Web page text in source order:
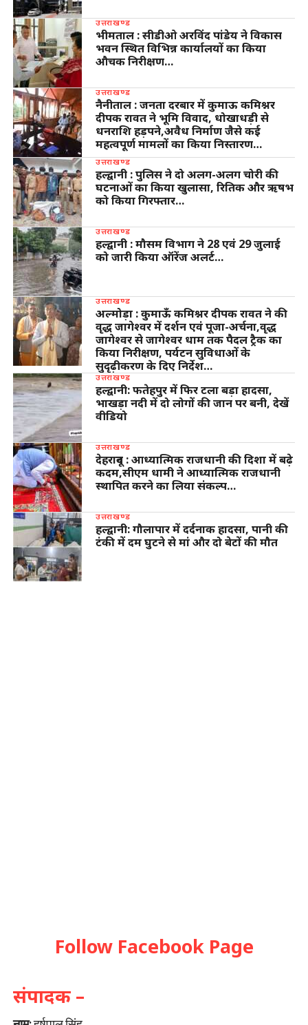
उत्तराखण्ड
भीमताल : सीडीओ अरविंद पांडेय ने विकास
भवन स्थित विभिन्न कार्यालयों का किया
औचक निरीक्षण…
उत्तराखण्ड
नैनीताल : जनता दरबार में कुमाऊ कमिश्नर
दीपक रावत ने भूमि विवाद, धोखाधड़ी से
धनराशि हड़पने,अवैध निर्माण जैसे कई
महत्वपूर्ण मामलों का किया निस्तारण…
उत्तराखण्ड
हल्द्वानी : पुलिस ने दो अलग-अलग चोरी की
घटनाओं का किया खुलासा, रितिक और ऋषभ
को किया गिरफ्तार…
उत्तराखण्ड
हल्द्वानी : मौसम विभाग ने 28 एवं 29 जुलाई
को जारी किया ऑरेंज अलर्ट…
उत्तराखण्ड
अल्मोड़ा : कुमाऊँ कमिश्नर दीपक रावत ने की
वृद्ध जागेश्वर में दर्शन एवं पूजा-अर्चना,वृद्ध
जागेश्वर से जागेश्वर धाम तक पैदल ट्रैक का
किया निरीक्षण, पर्यटन सुविधाओं के
सुदृढ़ीकरण के दिए निर्देश…
उत्तराखण्ड
हल्द्वानी: फतेहपुर में फिर टला बड़ा हादसा,
भाखड़ा नदी में दो लोगों की जान पर बनी, देखें
वीडियो
उत्तराखण्ड
देहरादून : आध्यात्मिक राजधानी की दिशा में बढ़े
कदम,सीएम धामी ने आध्यात्मिक राजधानी
स्थापित करने का लिया संकल्प…
उत्तराखण्ड
हल्द्वानी: गौलापार में दर्दनाक हादसा, पानी की
टंकी में दम घुटने से मां और दो बेटों की मौत
Follow Facebook Page
संपादक –